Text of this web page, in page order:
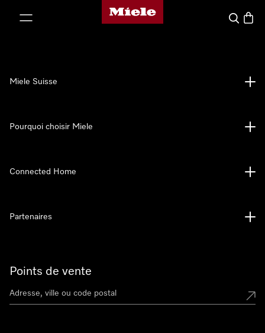
Page d'accueil de Miele
Search
Points de vente
Miele Suisse
Pourquoi choisir Miele
Connected Home
Partenaires